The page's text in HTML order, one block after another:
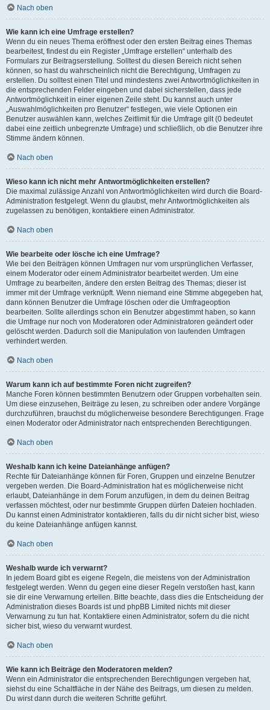
Nach oben
Wie kann ich eine Umfrage erstellen?
Wenn du ein neues Thema eröffnest oder den ersten Beitrag eines Themas
bearbeitest, findest du ein Register „Umfrage erstellen“ unterhalb des
Formulars zur Beitragserstellung. Solltest du diesen Bereich nicht sehen
können, so hast du wahrscheinlich nicht die Berechtigung, Umfragen zu
erstellen. Du solltest einen Titel und mindestens zwei Antwortmöglichkeiten in
die entsprechenden Felder eingeben und dabei sicherstellen, dass jede
Antwortmöglichkeit in einer eigenen Zeile steht. Du kannst auch unter
„Auswahlmöglichkeiten pro Benutzer“ festlegen, wie viele Optionen ein
Benutzer auswählen kann, welches Zeitlimit für die Umfrage gilt (0 bedeutet
dabei eine zeitlich unbegrenzte Umfrage) und schließlich, ob die Benutzer ihre
Stimme ändern können.
Nach oben
Wieso kann ich nicht mehr Antwortmöglichkeiten erstellen?
Die maximal zulässige Anzahl von Antwortmöglichkeiten wird durch die Board-
Administration festgelegt. Wenn du glaubst, mehr Antwortmöglichkeiten als
zugelassen zu benötigen, kontaktiere einen Administrator.
Nach oben
Wie bearbeite oder lösche ich eine Umfrage?
Wie bei den Beiträgen können Umfragen nur vom ursprünglichen Verfasser,
einem Moderator oder einem Administrator bearbeitet werden. Um eine
Umfrage zu bearbeiten, ändere den ersten Beitrag des Themas; dieser ist
immer mit der Umfrage verknüpft. Wenn niemand eine Stimme abgegeben hat,
dann können Benutzer die Umfrage löschen oder die Umfrageoption
bearbeiten. Sollte allerdings schon ein Benutzer abgestimmt haben, so kann
die Umfrage nur noch von Moderatoren oder Administratoren geändert oder
gelöscht werden. Dadurch soll die Manipulation von laufenden Umfragen
verhindert werden.
Nach oben
Warum kann ich auf bestimmte Foren nicht zugreifen?
Manche Foren können bestimmten Benutzern oder Gruppen vorbehalten sein.
Um diese einzusehen, Beiträge zu lesen, zu schreiben oder andere Vorgänge
durchzuführen, brauchst du möglicherweise besondere Berechtigungen. Frage
einen Moderator oder Administrator nach entsprechenden Berechtigungen.
Nach oben
Weshalb kann ich keine Dateianhänge anfügen?
Rechte für Dateianhänge können für Foren, Gruppen und einzelne Benutzer
vergeben werden. Die Board-Administration hat es möglicherweise nicht
erlaubt, Dateianhänge in dem Forum anzufügen, in dem du deinen Beitrag
verfassen möchtest, oder nur bestimmte Gruppen dürfen Dateien hochladen.
Du kannst einen Administrator kontaktieren, falls du dir nicht sicher bist, wieso
du keine Dateianhänge anfügen kannst.
Nach oben
Weshalb wurde ich verwarnt?
In jedem Board gibt es eigene Regeln, die meistens von der Administration
festgelegt werden. Wenn du gegen eine dieser Regeln verstoßen hast, kann
sie dir eine Verwarnung erteilen. Bitte beachte, dass dies die Entscheidung der
Administration dieses Boards ist und phpBB Limited nichts mit dieser
Verwarnung zu tun hat. Kontaktiere einen Administrator, sofern du die nicht
sicher bist, wieso du verwarnt wurdest.
Nach oben
Wie kann ich Beiträge den Moderatoren melden?
Wenn ein Administrator die entsprechenden Berechtigungen vergeben hat,
siehst du eine Schaltfläche in der Nähe des Beitrags, um diesen zu melden.
Du wirst dann durch die weiteren Schritte geführt.